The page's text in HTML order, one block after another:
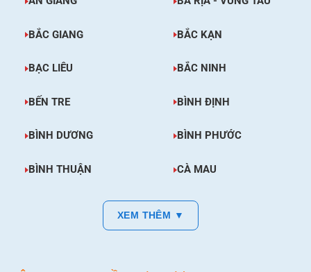
BẮC GIANG BẮC KẠN
BẠC LIÊU BẮC NINH
BẾN TRE BÌNH ĐỊNH
BÌNH DƯƠNG BÌNH PHƯỚC
BÌNH THUẬN CÀ MAU
XEM THÊM ▼